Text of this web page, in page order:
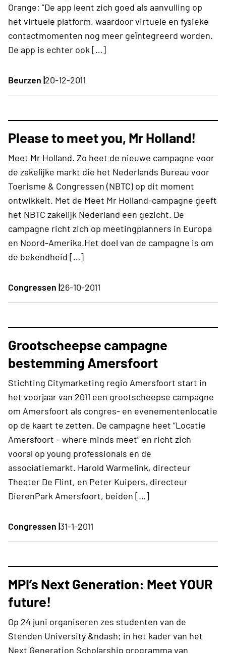
Orange: "De app leent zich goed als aanvulling op
het virtuele platform, waardoor virtuele en fysieke
contactmomenten nog meer geïntegreerd worden.
De app is echter ook […]
Beurzen |20-12-2011
Please to meet you, Mr Holland!
Meet Mr Holland. Zo heet de nieuwe campagne voor
de zakelijke markt die het Nederlands Bureau voor
Toerisme & Congressen (NBTC) op dit moment
ontwikkelt. Met de Meet Mr Holland-campagne geeft
het NBTC zakelijk Nederland een gezicht. De
campagne richt zich op meetingplanners in Europa
en Noord-Amerika.Het doel van de campagne is om
de bekendheid […]
Congressen |26-10-2011
Grootscheepse campagne
bestemming Amersfoort
Stichting Citymarketing regio Amersfoort start in
het voorjaar van 2011 een grootscheepse campagne
om Amersfoort als congres- en evenementenlocatie
op de kaart te zetten. De campagne heet ”Locatie
Amersfoort – where minds meet” en richt zich
vooral op young professionals en de
associatiemarkt. Harold Warmelink, directeur
Theater De Flint, en Peter Kuipers, directeur
DierenPark Amersfoort, beiden […]
Congressen |31-1-2011
MPI’s Next Generation: Meet YOUR
future!
Op 24 juni organiseren zes studenten van de
Stenden University &ndash; in het kader van het
Next Generation Scholarship programma van